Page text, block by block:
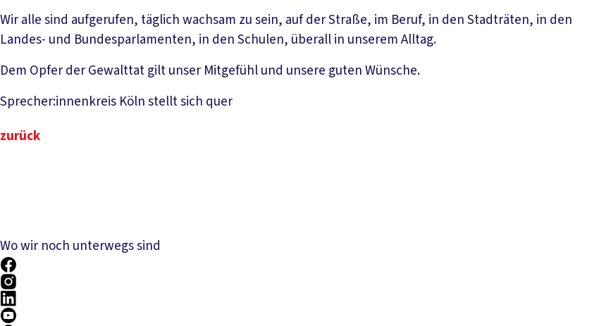
Wir alle sind aufgerufen, täglich wachsam zu sein, auf der Straße, im Beruf, in den Stadträten, in den
Landes- und Bundesparlamenten, in den Schulen, überall in unserem Alltag.
Dem Opfer der Gewalttat gilt unser Mitgefühl und unsere guten Wünsche.
Sprecher:innenkreis Köln stellt sich quer
zurück
Wo wir noch unterwegs sind